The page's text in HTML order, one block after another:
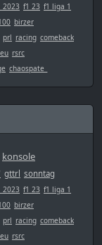
2023 f1 23 f1 liga 1
birzer
prl racing comeback
rsrc
chaospate_
konsole
gttrl sonntag
2023 f1 23 f1 liga 1
birzer
prl racing comeback
rsrc